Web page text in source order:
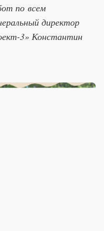
по всем
директор
3» Константин